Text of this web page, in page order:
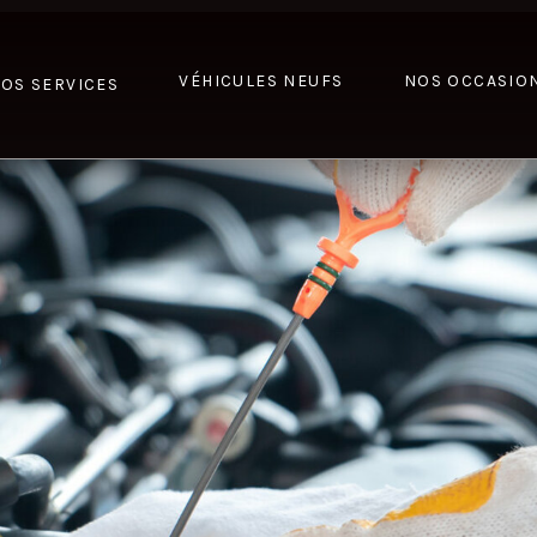
SERVICES VÉHICULES NEUFS NOS